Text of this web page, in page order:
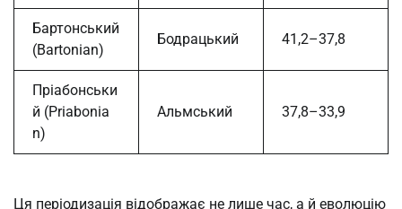
Бартонський
(Bartonian)
Бодрацький 41,2–37,8
Пріабонськи
й (Priabonia
n)
Альмський 37,8–33,9
Ця періодизація відображає не лише час, а й еволюцію